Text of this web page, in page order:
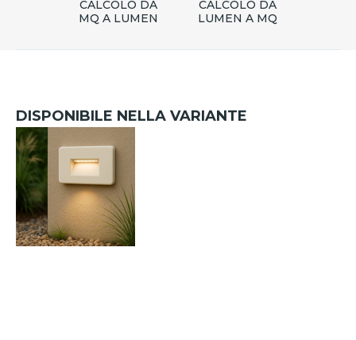
CALCOLO DA
MQ A LUMEN
CALCOLO DA
LUMEN A MQ
DISPONIBILE NELLA VARIANTE